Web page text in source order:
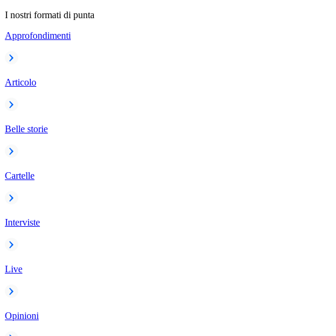
I nostri formati di punta
Approfondimenti
Articolo
Belle storie
Cartelle
Interviste
Live
Opinioni